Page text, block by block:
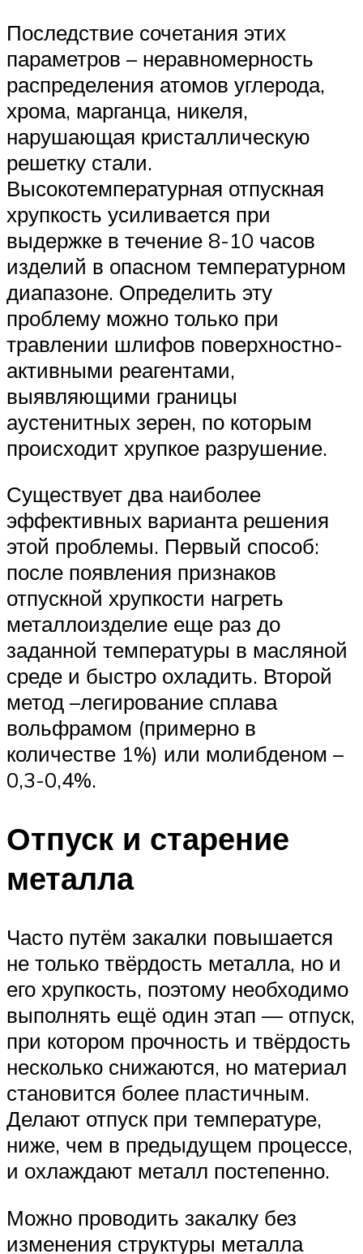
Последствие сочетания этих
параметров – неравномерность
распределения атомов углерода,
хрома, марганца, никеля,
нарушающая кристаллическую
решетку стали.
Высокотемпературная отпускная
хрупкость усиливается при
выдержке в течение 8-10 часов
изделий в опасном температурном
диапазоне. Определить эту
проблему можно только при
травлении шлифов поверхностно-
активными реагентами,
выявляющими границы
аустенитных зерен, по которым
происходит хрупкое разрушение.
Существует два наиболее
эффективных варианта решения
этой проблемы. Первый способ:
после появления признаков
отпускной хрупкости нагреть
металлоизделие еще раз до
заданной температуры в масляной
среде и быстро охладить. Второй
метод –легирование сплава
вольфрамом (примерно в
количестве 1%) или молибденом –
0,3-0,4%.
Отпуск и старение
металла
Часто путём закалки повышается
не только твёрдость металла, но и
его хрупкость, поэтому необходимо
выполнять ещё один этап — отпуск,
при котором прочность и твёрдость
несколько снижаются, но материал
становится более пластичным.
Делают отпуск при температуре,
ниже, чем в предыдущем процессе,
и охлаждают металл постепенно.
Можно проводить закалку без
изменения структуры металла